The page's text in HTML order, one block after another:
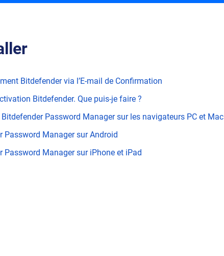
Bitdefender via l’E-mail de Confirmation
Bitdefender. Que puis-je faire ?
Password Manager sur les navigateurs PC et Mac
Password Manager sur Android
Password Manager sur iPhone et iPad